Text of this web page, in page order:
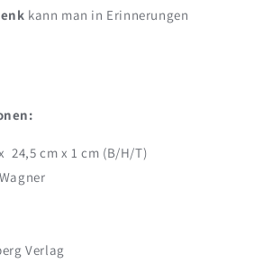
kann man in Erinnerungen
24,5 cm x 1 cm (B/H/T)
Verlag